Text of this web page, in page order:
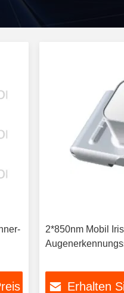
2*850nm Mobil
Erhalten